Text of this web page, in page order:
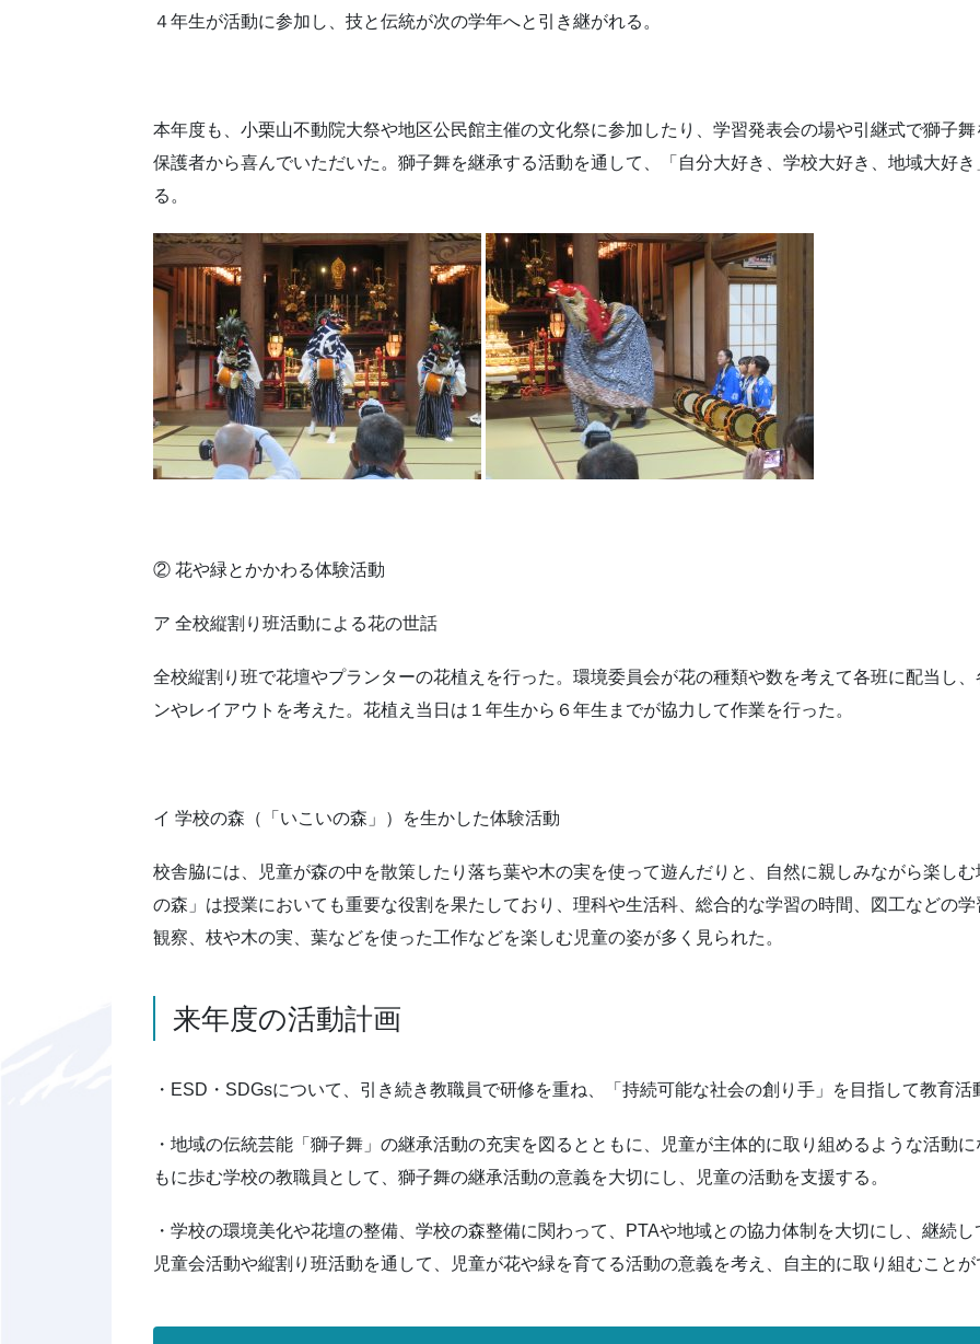
４年生が活動に参加し、技と伝統が次の学年へと引き継がれる。
本年度も、小栗山不動院大祭や地区公民館主催の文化祭に参加したり、学習発表会の場や引継式で獅子
保護者から喜んでいただいた。獅子舞を継承する活動を通して、「自分大好き、学校大好き、地域大好
る。
② 花や緑とかかわる体験活動
ア 全校縦割り班活動による花の世話
全校縦割り班で花壇やプランターの花植えを行った。環境委員会が花の種類や数を考えて各班に配当し
ンやレイアウトを考えた。花植え当日は１年生から６年生までが協力して作業を行った。
イ 学校の森（「いこいの森」）を生かした体験活動
校舎脇には、児童が森の中を散策したり落ち葉や木の実を使って遊んだりと、自然に親しみながら楽し
の森」は授業においても重要な役割を果たしており、理科や生活科、総合的な学習の時間、図工などの
観察、枝や木の実、葉などを使った工作などを楽しむ児童の姿が多く見られた。
来年度の活動計画
・ESD・SDGsについて、引き続き教職員で研修を重ね、「持続可能な社会の創り手」を目指して教育活
・地域の伝統芸能「獅子舞」の継承活動の充実を図るとともに、児童が主体的に取り組めるような活動
もに歩む学校の教職員として、獅子舞の継承活動の意義を大切にし、児童の活動を支援する。
・学校の環境美化や花壇の整備、学校の森整備に関わって、PTAや地域との協力体制を大切にし、継続
児童会活動や縦割り班活動を通して、児童が花や緑を育てる活動の意義を考え、自主的に取り組むことが